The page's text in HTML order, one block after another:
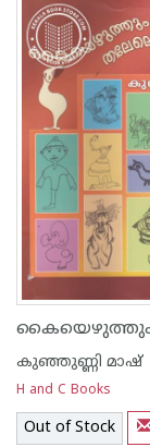
കുഞ്ഞുണ്ണി മാഷ്‌
H and C Books
Out of Stock